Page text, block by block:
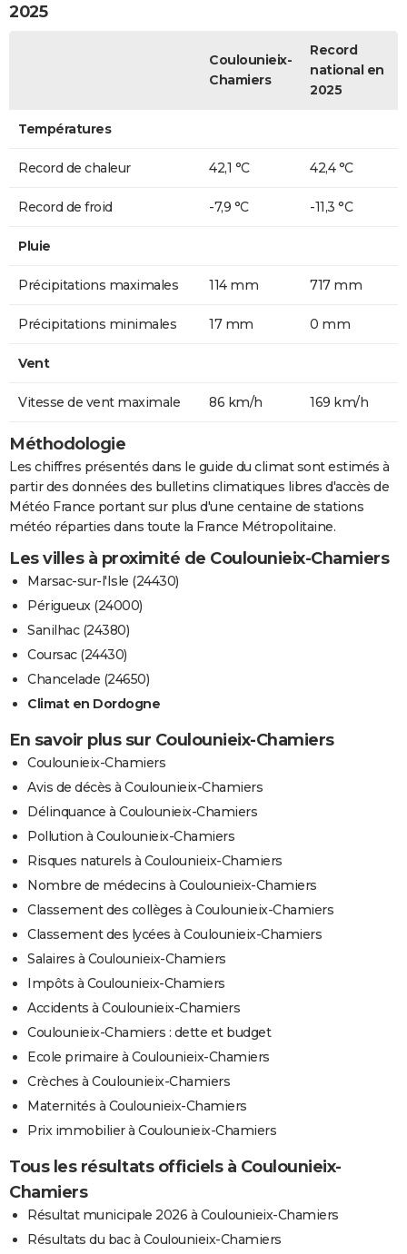
2025
Coulounieix-
Chamiers
Record
national en
2025
Températures
Record de chaleur 42,1 °C 42,4 °C
Record de froid -7,9 °C -11,3 °C
Pluie
Précipitations maximales 114 mm 717 mm
Précipitations minimales 17 mm 0 mm
Vent
Vitesse de vent maximale 86 km/h 169 km/h
Méthodologie
Les chiffres présentés dans le guide du climat sont estimés à
partir des données des bulletins climatiques libres d'accès de
Météo France portant sur plus d'une centaine de stations
météo réparties dans toute la France Métropolitaine.
Les villes à proximité de Coulounieix-Chamiers
Marsac-sur-l'Isle (24430)
Périgueux (24000)
Sanilhac (24380)
Coursac (24430)
Chancelade (24650)
Climat en Dordogne
En savoir plus sur Coulounieix-Chamiers
Coulounieix-Chamiers
Avis de décès à Coulounieix-Chamiers
Délinquance à Coulounieix-Chamiers
Pollution à Coulounieix-Chamiers
Risques naturels à Coulounieix-Chamiers
Nombre de médecins à Coulounieix-Chamiers
Classement des collèges à Coulounieix-Chamiers
Classement des lycées à Coulounieix-Chamiers
Salaires à Coulounieix-Chamiers
Impôts à Coulounieix-Chamiers
Accidents à Coulounieix-Chamiers
Coulounieix-Chamiers : dette et budget
Ecole primaire à Coulounieix-Chamiers
Crèches à Coulounieix-Chamiers
Maternités à Coulounieix-Chamiers
Prix immobilier à Coulounieix-Chamiers
Tous les résultats officiels à Coulounieix-
Chamiers
Résultat municipale 2026 à Coulounieix-Chamiers
Résultats du bac à Coulounieix-Chamiers